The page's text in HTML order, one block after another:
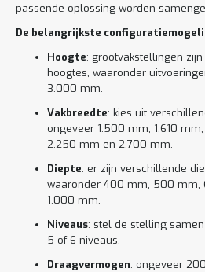
passende oplossing worden
De belangrijkste
Hoogte: grootvakstellingen
hoogtes, waaronder
3.000 mm.
Vakbreedte: kies uit
ongeveer 1.500 mm, 1.610
2.250 mm en 2.700 mm.
Diepte: er zijn verschillende
waaronder 400 mm, 500
1.000 mm.
Niveaus: stel de stelling
5 of 6 niveaus.
Draagvermogen: ongeveer